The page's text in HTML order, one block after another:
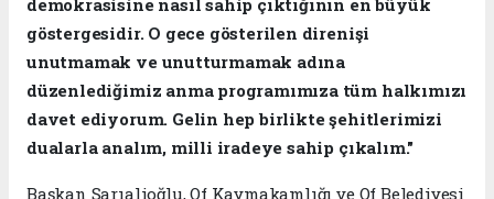
göstergesidir. O gece gösterilen direnişi
unutmamak ve unutturmamak adına
düzenlediğimiz anma programımıza tüm halkımızı
davet ediyorum. Gelin hep birlikte şehitlerimizi
dualarla analım, milli iradeye sahip çıkalım."
Başkan Sarıalioğlu, Of Kaymakamlığı ve Of Belediyesi